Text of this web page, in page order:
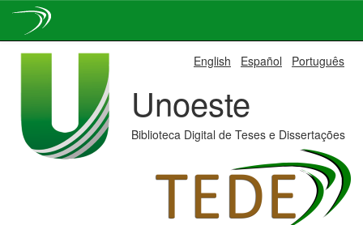
English Español Português
Unoeste
Biblioteca Digital de Teses e Dissertações